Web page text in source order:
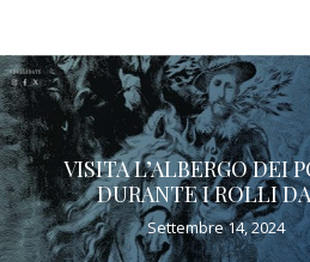
VISITA L’ALBERGO DEI
DURANTE I ROLLI
Settembre 14, 2024